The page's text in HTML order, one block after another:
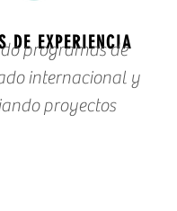
DE EXPERIENCIA
programas de
internacional y
proyectos